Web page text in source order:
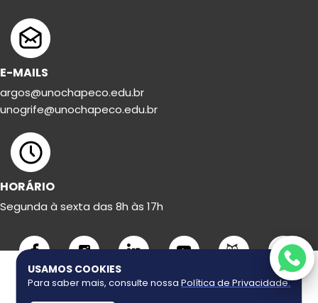
USAMOS COOKIES
Para saber mais, consulte nossaPolítica de Privacidade.
E-MAILS
argos@unochapeco.edu.br
unogrife@unochapeco.edu.br
HORÁRIO
Segunda à sexta das 8h às 17h
Copyright ©2026Uno Grife. Todos os direitos reservados.